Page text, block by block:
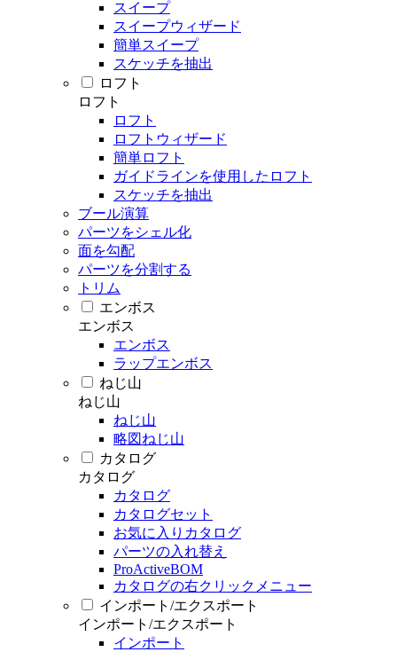
スイープ
スイープウィザード
簡単スイープ
スケッチを抽出
ロフト
ロフト
ロフト
ロフトウィザード
簡単ロフト
ガイドラインを使用したロフト
スケッチを抽出
ブール演算
パーツをシェル化
面を勾配
パーツを分割する
トリム
エンボス
エンボス
エンボス
ラップエンボス
ねじ山
ねじ山
ねじ山
略図ねじ山
カタログ
カタログ
カタログ
カタログセット
お気に入りカタログ
パーツの入れ替え
ProActiveBOM
カタログの右クリックメニュー
インポート/エクスポート
インポート/エクスポート
インポート